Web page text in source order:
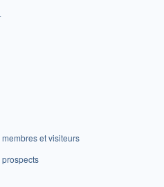
et visiteurs